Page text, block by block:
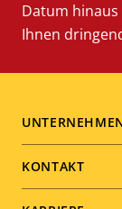
Datum
Ihnen
Footer
menu
KONTAKT